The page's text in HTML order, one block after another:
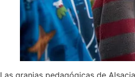
Las granjas pedagógicas de